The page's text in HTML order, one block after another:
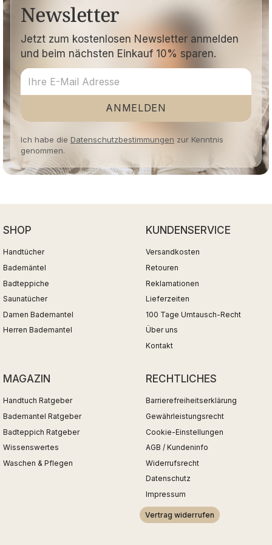
Newsletter
Jetzt zum kostenlosen Newsletter anmelden
und beim nächsten Einkauf 10% sparen.
ANMELDEN
Ich habe die Datenschutzbestimmungen zur Kenntnis
genommen.
SHOP
Handtücher
Bademäntel
Badteppiche
Saunatücher
Damen Bademantel
Herren Bademantel
KUNDENSERVICE
Versandkosten
Retouren
Reklamationen
Lieferzeiten
100 Tage Umtausch-Recht
Über uns
Kontakt
MAGAZIN
Handtuch Ratgeber
Bademantel Ratgeber
Badteppich Ratgeber
Wissenswertes
Waschen & Pflegen
RECHTLICHES
Barrierefreiheitserklärung
Gewährleistungsrecht
Cookie-Einstellungen
AGB / Kundeninfo
Widerrufsrecht
Datenschutz
Impressum
Vertrag widerrufen